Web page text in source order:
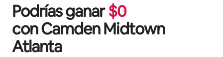
Podrías ganar$0
conCamden Midtown
Atlanta